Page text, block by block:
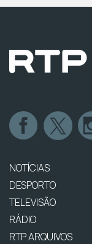
NOTÍCIAS
DESPORTO
TELEVISÃO
RÁDIO
RTP ARQUIVOS